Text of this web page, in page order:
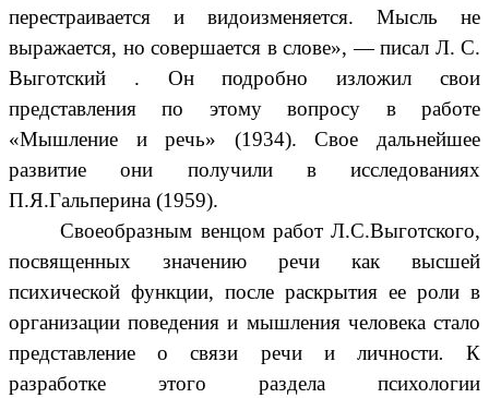
перестраивается и видоизменяется. Мысль не
выражается, но совершается в слове», — писал Л. С.
Выготский . Он подробно изложил свои
представления по этому вопросу в работе
«Мышление и речь» (1934). Свое дальнейшее
развитие они получили в исследованиях
П.Я.Гальперина (1959).
Своеобразным венцом работ Л.С.Выготского,
посвященных значению речи как высшей
психической функции, после раскрытия ее роли в
организации поведения и мышления человека стало
представление о связи речи и личности. К
разработке этого раздела психологии